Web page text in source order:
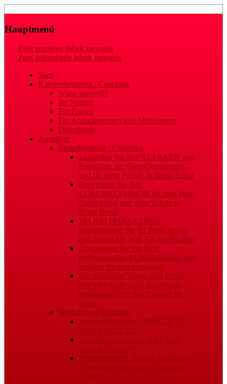
Gaby Regler
Hauptmenü
Zum primären Inhalt springen
Zum sekundären Inhalt springen
Start
Karriereberatung / Coaching
Wann sinnvoll?
Ihr Nutzen
Für Frauen
Für Abiturientinnen und Abiturienten
Downloads
Angebote
Einzelberatung / Coaching
Entdecken Sie Ihre STÄRKEN und
Potenziale zur (Neu)Orientierung
und für mehr Freude in Ihrem Beruf
Entwickeln Sie Ihre
ZUKUNFTSVISION für eine klare
Zielrichtung und mehr Erfolg in
Ihrem Beruf
SELBSTMARKETING:
Kristallisieren Sie Ihr Profil heraus
und zeigen Sie, was Sie drauf haben
Überzeugen Sie mit Ihrer
professionellen BEWERBUNG und
erhalten Sie den neuen Job
Für Abiturient*innen: ABI UND
DANN? Treffen Sie die richtige
Studienwahl für Ihre Zukunft im
Beruf
Workshops / Seminare
Stärken-Workshop „POWER UP
YOUR FUTURE“
Zukunfts-Workshop „CREATE
YOUR VISION“
Präsenztraining „Eigene Kräfte mit